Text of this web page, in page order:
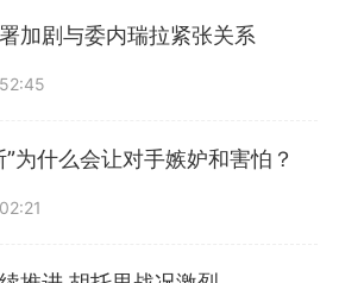
加剧与委内瑞拉紧张关系
为什么会让对手嫉妒和害怕？